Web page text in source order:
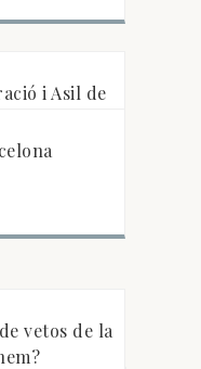
i Asil de
a les
vetos de la